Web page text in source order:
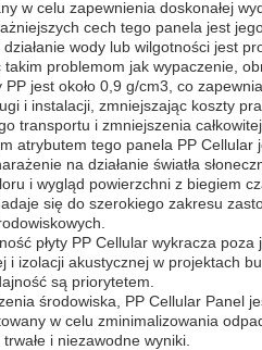
w celu zapewnienia doskonałej
cech tego panela jest
wody lub wilgotności jest
problemom jak wypaczenie,
PP jest około 0,9 g/cm3, co
i instalacji, zmniejszając koszty
transportu i zmniejszenia
atrybutem tego panela PP
na działanie światła
i wygląd powierzchni z biegiem
się do szerokiego zakresu
płyty PP Cellular wykracza
i izolacji akustycznej w projektach
są priorytetem.
środowiska, PP Cellular Panel
w celu zminimalizowania
i niezawodne wyniki.